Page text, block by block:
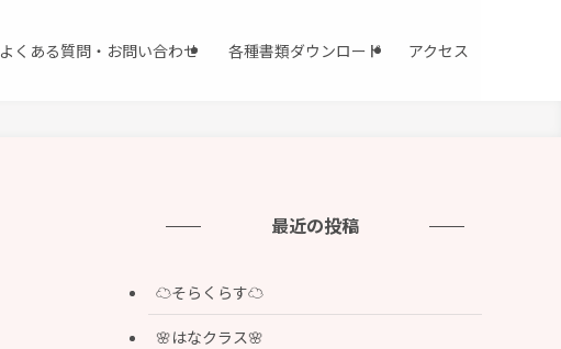
よくある質問・お問い合わせ 各種書類ダウンロード アクセス
最近の投稿
☁️そらくらす☁️
🌸はなクラス🌸